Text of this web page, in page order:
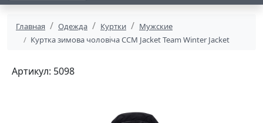
Главная Одежда Куртки
Мужские
Куртка зимова чоловіча CCM Jacket Team Winter Jacket
Артикул: 5098